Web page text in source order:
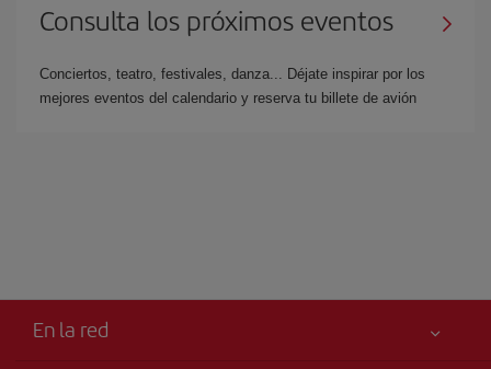
Consulta los próximos eventos
Conciertos, teatro, festivales, danza... Déjate inspirar por los
mejores eventos del calendario y reserva tu billete de avión
En la red